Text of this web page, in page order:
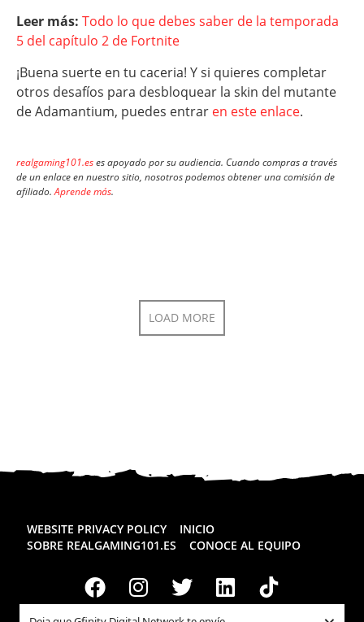
Leer más: Todo lo que debes saber de la temporada
5 del capítulo 2 de Fortnite
¡Buena suerte en tu caceria! Y si quieres completar
otros desafíos para desbloquear la skin del mutante
de Adamantium, puedes entrar en este enlace.
realgaming101.eses apoyado por su audiencia. Cuando compras a través
de un enlace en nuestro sitio, nosotros podemos obtener una comisión de
afiliado.Aprende más.
LOAD MORE
WEBSITE PRIVACY POLICY
INICIO
SOBRE REALGAMING101.ES
CONOCE AL EQUIPO